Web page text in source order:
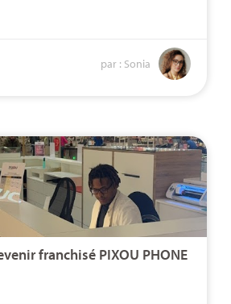
par : Sonia
franchisé PIXOU PHONE